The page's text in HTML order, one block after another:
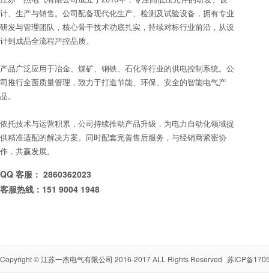
计、生产与销售。公司配备现代化生产、检测及试验设备，拥有专业
研发与管理团队，核心骨干技术功底扎实，持续对标行业前沿，从设
计到成品全流程严控品质。
产品广泛应用于冶金、煤矿、钢铁、石化等行业的供电控制系统。公
司推行全面质量管理，致力于打造节能、环保、安全的智能电气产
品。
依托技术与运营积累，公司持续推动产品升级，为电力自动化领域提
供精准适配的解决方案。同时配套完善售后服务，与经销商紧密协
作，共赢发展。
QQ 客服： 2860362023
客服热线：151 9004 1948
Copyright ©江苏一杰电气有限公司 2016-2017 ALL Rights Reserved 苏ICP备